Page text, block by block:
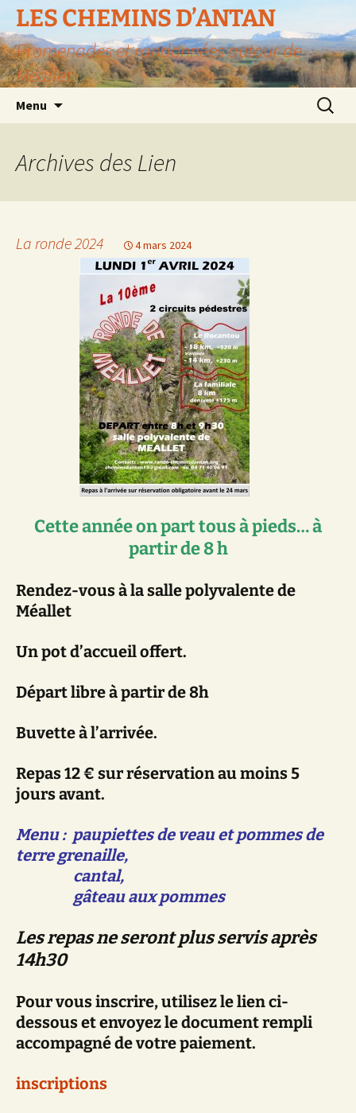
LES CHEMINS D’ANTAN
Promenades et randonnées autour de
Meallet
Menu
Archives des Lien
La ronde 2024 4 mars 2024
Cette année on part tous à pieds… à
partir de 8 h
Rendez-vous à la salle polyvalente de
Méallet
Un pot d’accueil offert.
Départ libre à partir de 8h
Buvette à l’arrivée.
Repas 12 € sur réservation au moins 5
jours avant.
Menu: paupiettes de veau et pommes de
terre grenaille,
cantal,
gâteau aux pommes
Les repas ne seront plus servis après
14h30
Pour vous inscrire, utilisez le lien ci-
dessous et envoyez le document rempli
accompagné de votre paiement.
inscriptions